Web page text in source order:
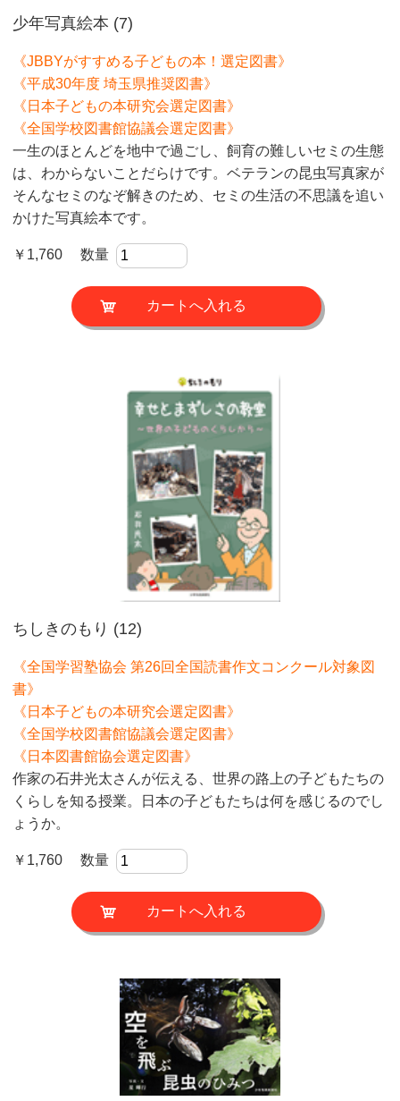
少年写真絵本 (7)
《JBBYがすすめる子どもの本！選定図書》
《平成30年度 埼玉県推奨図書》
《日本子どもの本研究会選定図書》
《全国学校図書館協議会選定図書》
一生のほとんどを地中で過ごし、飼育の難しいセミの生態
は、わからないことだらけです。ベテランの昆虫写真家が
そんなセミのなぞ解きのため、セミの生活の不思議を追い
かけた写真絵本です。
￥1,760 数量
ちしきのもり (12)
《全国学習塾協会 第26回全国読書作文コンクール対象図
書》
《日本子どもの本研究会選定図書》
《全国学校図書館協議会選定図書》
《日本図書館協会選定図書》
作家の石井光太さんが伝える、世界の路上の子どもたちの
くらしを知る授業。日本の子どもたちは何を感じるのでし
ょうか。
￥1,760 数量